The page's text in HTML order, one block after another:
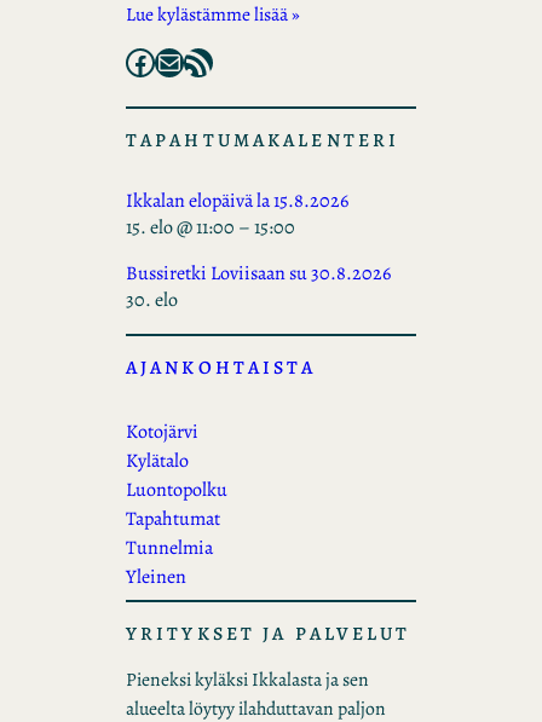
Lue kylästämme lisää »
Facebook Mail RSS Feed
TAPAHTUMAKALENTERI
Ikkalan elopäivä la 15.8.2026
15. elo @ 11:00 –15:00
Bussiretki Loviisaan su 30.8.2026
30. elo
AJANKOHTAISTA
Kotojärvi
Kylätalo
Luontopolku
Tapahtumat
Tunnelmia
Yleinen
YRITYKSET JA PALVELUT
Pieneksi kyläksi Ikkalasta ja sen
alueelta löytyy ilahduttavan paljon